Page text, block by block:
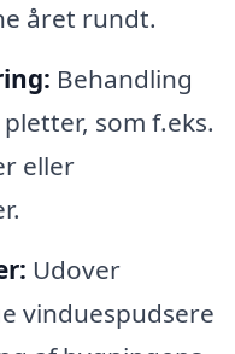
året rundt.
Behandling
som f.eks.
eller
Udover
vinduespudsere